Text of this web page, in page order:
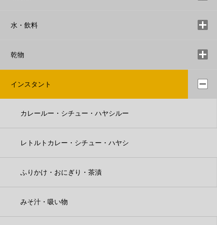
水・飲料
乾物
インスタント
カレールー・シチュー・ハヤシルー
レトルトカレー・シチュー・ハヤシ
ふりかけ・おにぎり・茶漬
みそ汁・吸い物